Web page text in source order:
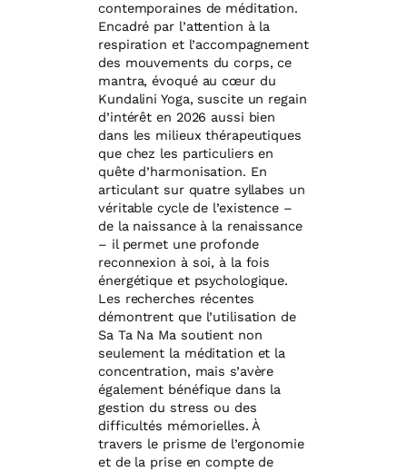
contemporaines de méditation.
Encadré par l’attention à la
respiration et l’accompagnement
des mouvements du corps, ce
mantra, évoqué au cœur du
Kundalini Yoga, suscite un regain
d’intérêt en 2026 aussi bien
dans les milieux thérapeutiques
que chez les particuliers en
quête d’harmonisation. En
articulant sur quatre syllabes un
véritable cycle de l’existence –
de la naissance à la renaissance
– il permet une profonde
reconnexion à soi, à la fois
énergétique et psychologique.
Les recherches récentes
démontrent que l’utilisation de
Sa Ta Na Ma soutient non
seulement la méditation et la
concentration, mais s’avère
également bénéfique dans la
gestion du stress ou des
difficultés mémorielles. À
travers le prisme de l’ergonomie
et de la prise en compte de